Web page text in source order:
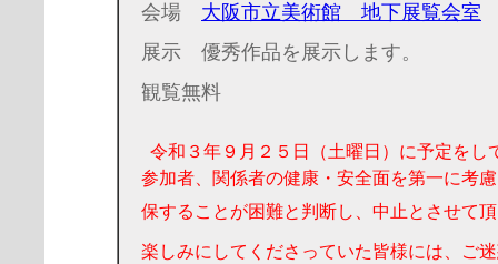
会場 大阪市立美術館 地下展覧会室
展示 優秀作品を展示します。
観覧無料
令和３年９月２５日（土曜日）に予定を
参加者、関係者の健康・安全面を第一に考
保することが困難と判断し、中止とさせて
楽しみにしてくださっていた皆様には、ご